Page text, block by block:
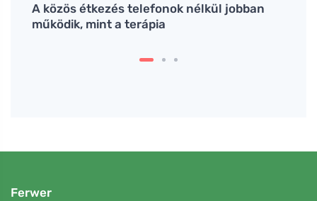
A közös étkezés telefonok nélkül jobban
működik, mint a terápia
Ferwer